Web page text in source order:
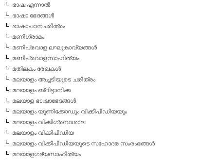
ഭാഷ എന്നാല്‍
ഭാഷാ ഭേദങ്ങള്‍
ഭാഷാപഠനചരിത്രം
മണിഗ്രാമം
മണിപ്രവാള ലഘുകാവ്യങ്ങള്‍
മണിപ്രവാളസാഹിത്യം
മതിലകം രേഖകള്‍
മലയാളം അച്ചടിയുടെ ചരിത്രം
മലയാളം ബ്രിട്ടാനിക്ക
മലയാള ഭാഷാഭേദങ്ങള്‍
മലയാളം യൂണിക്കോഡും വിക്കീപീഡിയയും
മലയാളം വിക്കിഗ്രന്ഥശാല
മലയാളം വിക്കിപീഡിയ
മലയാളം വിക്കീപീഡിയയുടെ സഹോദര സംരംഭങ്ങള്‍
മലയാളഗദ്യസാഹിത്യം